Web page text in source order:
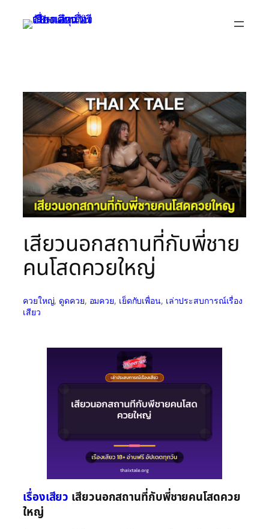
เสียวนอกสถานที่กับพี่ชาย
คนโสดควยใหญ่
ควยใหญ่, ดูดควย, อมควย, เย็ดกับเพื่อน, เล่าประสบการณ์เรื่อง
เสียว
เรื่องเสียว เสียวนอกสถานที่กับพี่ชายคนโสดควย
ใหญ่